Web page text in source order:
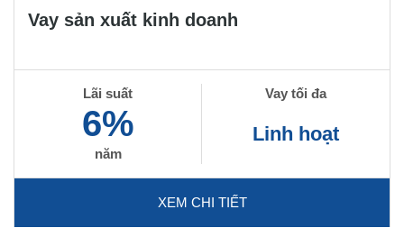
Vay sản xuất kinh doanh
Lãi suất
6%
năm
Vay tối đa
Linh hoạt
XEM CHI TIẾT